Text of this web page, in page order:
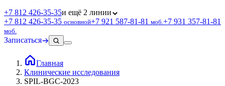
+7 812 426‑35‑35и ещё 2 линии
+7 812 426‑35‑35 основной+7 921 587‑81‑81 моб. +7 931 357‑81‑81
моб.
Записаться
Главная
Клинические исследования
SPIL-BGC-2023